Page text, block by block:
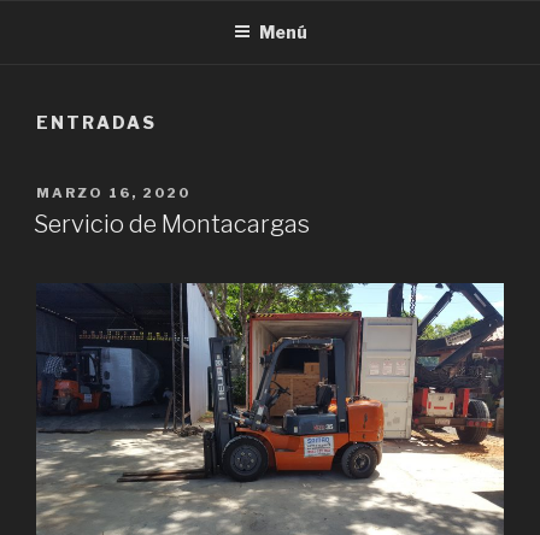
Menú
ENTRADAS
PUBLICADO
EL
MARZO 16, 2020
Servicio de Montacargas